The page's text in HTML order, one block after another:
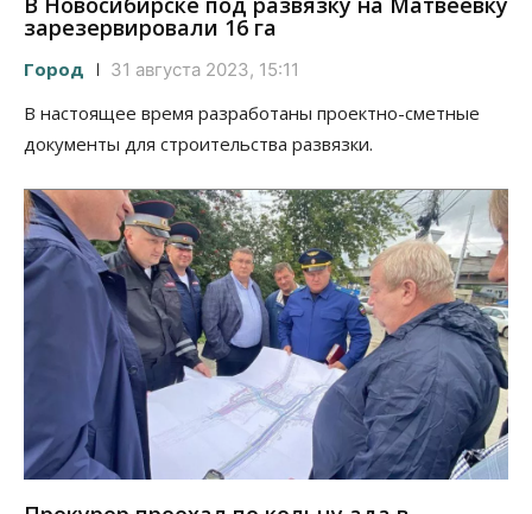
зарезервировали 16 га
Город 31 августа 2023, 15:11
В настоящее время разработаны проектно-сметные
документы для строительства развязки.